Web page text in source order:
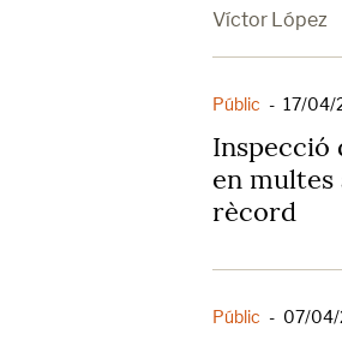
Víctor López
Públic - 17/04/
Inspecció
en multes
rècord
Públic - 07/